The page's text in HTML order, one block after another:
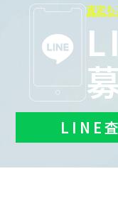
査定
LINE